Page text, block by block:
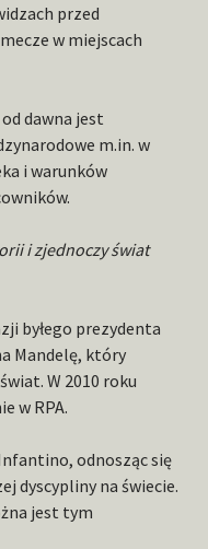
przed
w miejscach
dawna jest
m.in. w
i warunków
i zjednoczy świat
byłego prezydenta
Mandelę, który
W 2010 roku
w RPA.
odnosząc się
dyscypliny na świecie.
jest tym